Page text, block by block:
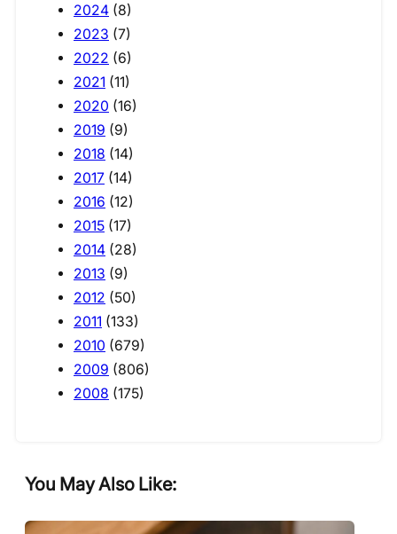
2024 (8)
2023 (7)
2022 (6)
2021 (11)
2020 (16)
2019 (9)
2018 (14)
2017 (14)
2016 (12)
2015 (17)
2014 (28)
2013 (9)
2012 (50)
2011 (133)
2010 (679)
2009 (806)
2008 (175)
You May Also Like: